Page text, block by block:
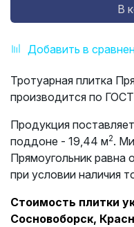
Добавить в
В
Тротуарная плитка
производится по
Продукция
поддоне - 19,44 м2.
Прямоугольник равна
при условии наличия
Стоимость плитки
Сосновоборск,